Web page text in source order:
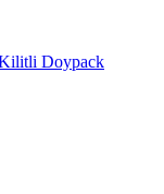
Doypack